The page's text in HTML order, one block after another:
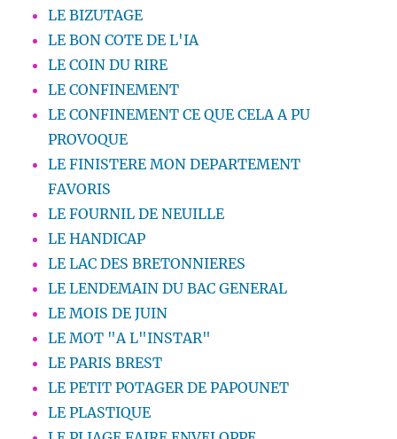
LE BIZUTAGE
LE BON COTE DE L'IA
LE COIN DU RIRE
LE CONFINEMENT
LE CONFINEMENT CE QUE CELA A PU
PROVOQUE
LE FINISTERE MON DEPARTEMENT
FAVORIS
LE FOURNIL DE NEUILLE
LE HANDICAP
LE LAC DES BRETONNIERES
LE LENDEMAIN DU BAC GENERAL
LE MOIS DE JUIN
LE MOT "A L"INSTAR"
LE PARIS BREST
LE PETIT POTAGER DE PAPOUNET
LE PLASTIQUE